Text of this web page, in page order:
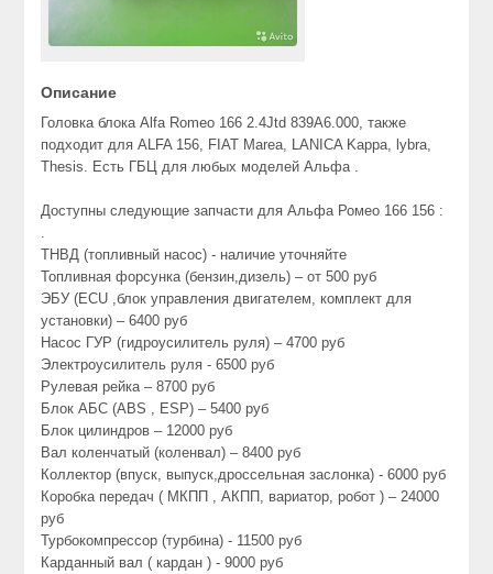
Описание
Головка блока Alfa Romeo 166 2.4Jtd 839A6.000, также
подходит для ALFA 156, FIAT Marea, LANICA Kappa, lybra,
Thesis. Есть ГБЦ для любых моделей Альфа .
Доступны следующие запчасти для Альфа Ромео 166 156 :
ТНВД (топливный насос) - наличие уточняйте
Топливная форсунка (бензин,дизель) – от 500 руб
ЭБУ (ECU ,блок управления двигателем, комплект для
установки) – 6400 руб
Насос ГУР (гидроусилитель руля) – 4700 руб
Электроусилитель руля - 6500 руб
Рулевая рейка – 8700 руб
Блок АБС (ABS , ESP) – 5400 руб
Блок цилиндров – 12000 руб
Вал коленчатый (коленвал) – 8400 руб
Коллектор (впуск, выпуск,дроссельная заслонка) - 6000 руб
Коробка передач ( МКПП , АКПП, вариатор, робот ) – 24000
руб
Турбокомпрессор (турбина) - 11500 руб
Карданный вал ( кардан ) - 9000 руб